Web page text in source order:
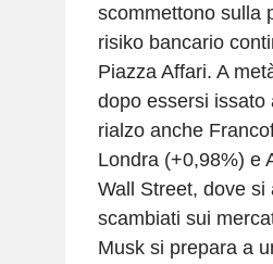
scommettono sulla
risiko bancario
Piazza Affari. A
dopo essersi issato
rialzo anche
Londra (+0,98%) e
Wall Street, dove
scambiati sui
Musk si prepara a